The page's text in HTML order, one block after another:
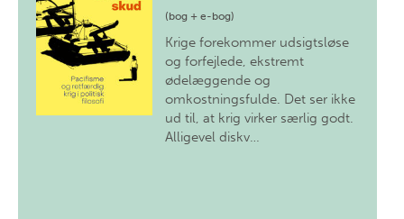
(bog + e-bog)
Krige forekommer udsigtsløse
og forfejlede, ekstremt
ødelæggende og
omkostningsfulde. Det ser ikke
ud til, at krig virker særlig godt.
Alligevel diskv…